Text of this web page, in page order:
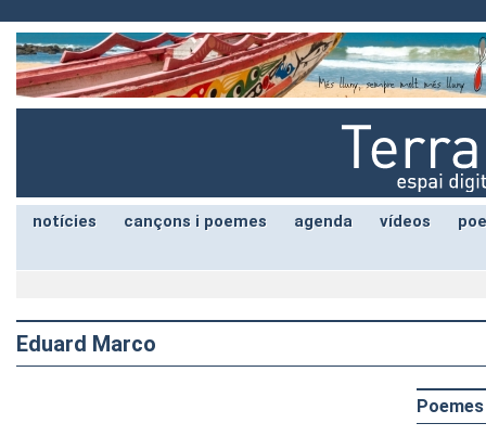
notícies cançons i poemes agenda vídeos
Eduard Marco
Poemes